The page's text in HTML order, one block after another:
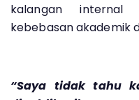
kalangan internal
kebebasan akademik
“Saya tidak tahu